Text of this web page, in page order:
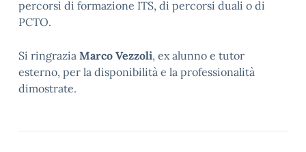
percorsi di formazione ITS, di percorsi duali o di
PCTO.
Si ringrazia Marco Vezzoli, ex alunno e tutor
esterno, per la disponibilità e la professionalità
dimostrate.